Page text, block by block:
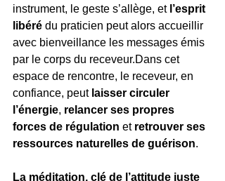
instrument, le geste s’allège, et l’esprit
libéré du praticien peut alors accueillir
avec bienveillance les messages émis
par le corps du receveur.Dans cet
espace de rencontre, le receveur, en
confiance, peut laisser circuler
l’énergie, relancer ses propres
forces de régulation et retrouver ses
ressources naturelles de guérison.
La méditation, clé de l’attitude juste